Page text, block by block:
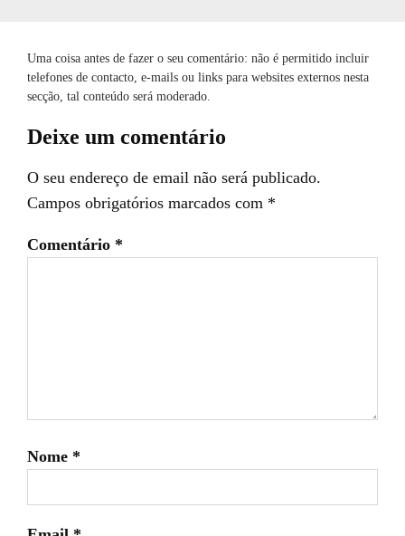
Uma coisa antes de fazer o seu comentário: não é permitido incluir
telefones de contacto, e-mails ou links para websites externos nesta
secção, tal conteúdo será moderado.
Deixe um comentário
O seu endereço de email não será publicado.
Campos obrigatórios marcados com *
Comentário *
Nome *